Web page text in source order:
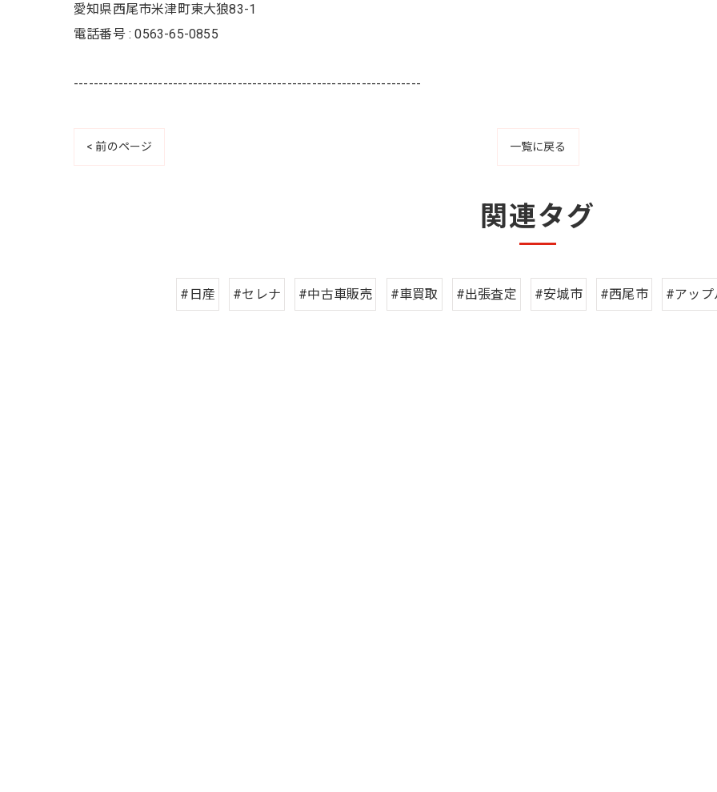
愛知県西尾市米津町東大狼83-1
電話番号 : 0563-65-0855
----------------------------------------------------------------------
< 前のページ 一覧に戻る
関連タグ
#日産 #セレナ #中古車販売 #車買取 #出張査定 #安城市 #西尾市 #アップ